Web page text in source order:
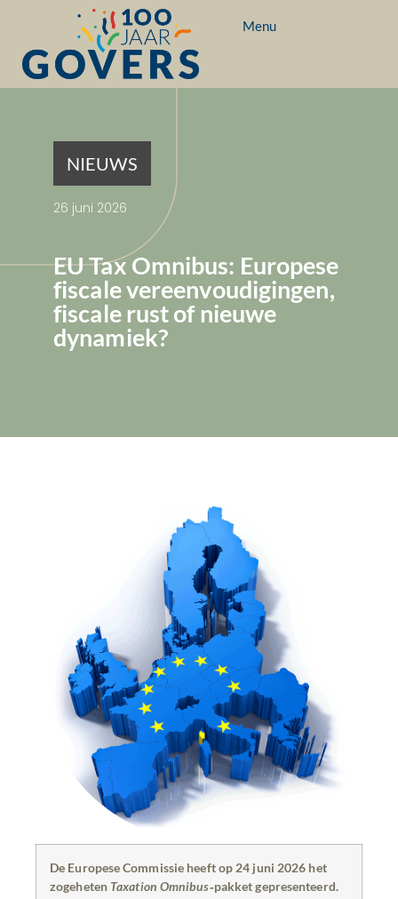
Menu
NIEUWS
26 juni 2026
EU Tax Omnibus: Europese
fiscale vereenvoudigingen,
fiscale rust of nieuwe
dynamiek?
De Europese Commissie heeft op 24 juni 2026 het
zogeheten Taxation Omnibus‑pakket gepresenteerd.